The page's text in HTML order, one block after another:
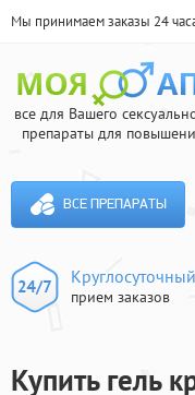
Мы принимаем заказы 24
все для Вашего
препараты для
ВСЕ ПРЕПАРАТЫ
Круглосуточный
прием заказов
Купить гель